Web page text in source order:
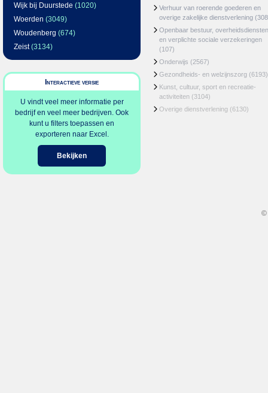
Wijk bij Duurstede (1020)
Woerden (3049)
Woudenberg (674)
Zeist(3134)
Interactieve versie
U vindt veel meer informatie per
bedrijf en veel meer bedrijven. Ook
kunt u filters toepassen en
exporteren naar Excel.
Bekijken
Verhuur van roerende goederen en
overige zakelijke dienstverlening
Openbaar bestuur, overheidsdiensten
en verplichte sociale verzekeringen
(107)
Onderwijs (2567)
Gezondheids- en welzijnszorg (6193)
Kunst, cultuur, sport en recreatie-
activiteiten (3104)
Overige dienstverlening (6130)
©